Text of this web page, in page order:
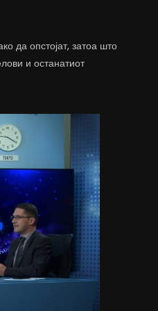
да опстојат, затоа што
и останатиот